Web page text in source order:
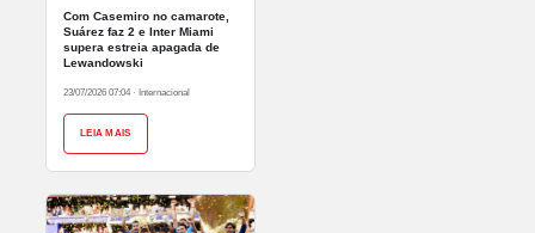
Com Casemiro no camarote,
Suárez faz 2 e Inter Miami
supera estreia apagada de
Lewandowski
23/07/2026 07:04 · Internacional
LEIA MAIS